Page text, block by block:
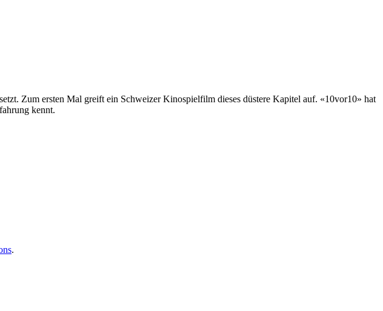
Zum ersten Mal greift ein Schweizer Kinospielfilm dieses düstere Kapitel auf. «10vor10» hat
kennt.
.